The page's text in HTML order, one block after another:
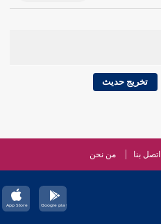
تخريج حديث
اتصل بنا من نحن